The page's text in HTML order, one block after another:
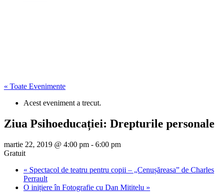
« Toate Evenimente
Acest eveniment a trecut.
Ziua Psihoeducației: Drepturile personale
martie 22, 2019 @ 4:00 pm - 6:00 pm
Gratuit
« Spectacol de teatru pentru copii – „Cenușăreasa” de Charles
Perrault
O inițiere în Fotografie cu Dan Mititelu »